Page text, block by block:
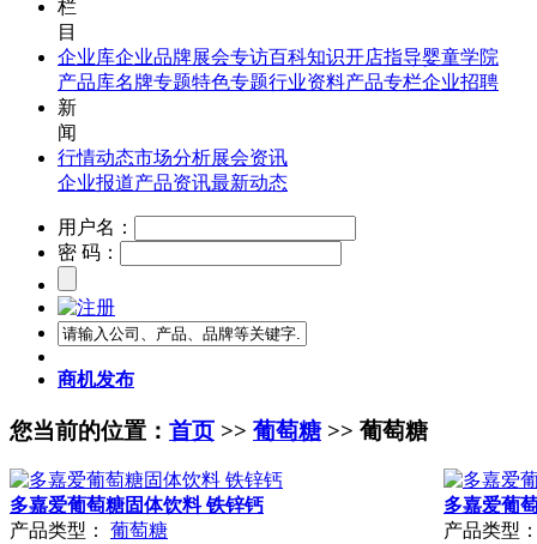
栏
目
企业库企业品牌展会专访百科知识开店指导婴童学院
产品库名牌专题特色专题行业资料产品专栏企业招聘
新
闻
行情动态市场分析展会资讯
企业报道产品资讯最新动态
用户名：
密 码：
商机发布
您当前的位置： 首页 >> 葡萄糖>> 葡萄糖
多嘉爱葡萄糖固体饮料 铁锌钙
产品类型：
葡萄糖
多嘉爱葡
产品类型